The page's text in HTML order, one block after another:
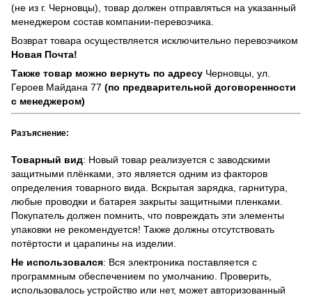
(не из г. Черновцы), товар должен отправляться на указанный
менеджером состав компании-перевозчика.
Возврат товара осуществляется исключительно перевозчиком
Новая Почта!
Также товар можно вернуть по адресу Черновцы, ул.
Героев Майдана 77 (по предварительной договоренности
с менеджером)
Разъяснение:
Товарный вид: Новый товар реализуется с заводскими
защитными плёнками, это является одним из факторов
определения товарного вида. Вскрытая зарядка, гарнитура,
любые проводки и батарея закрыты защитными пленками.
Покупатель должен помнить, что повреждать эти элементы
упаковки не рекомендуется! Также должны отсутствовать
потёртости и царапины на изделии.
Не использовался: Вся электроника поставляется с
программным обеспечением по умолчанию. Проверить,
использовалось устройство или нет, может авторизованный